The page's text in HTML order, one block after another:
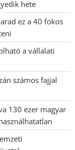
hete
ez a 40 fokos
a vállalati
számos fajjal
130 ezer magyar